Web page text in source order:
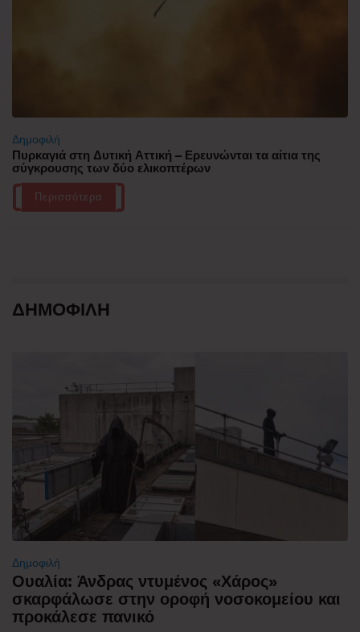
Δημοφιλή
Πυρκαγιά στη Δυτική Αττική – Ερευνώνται τα αίτια της
σύγκρουσης των δύο ελικοπτέρων
Περισσότερα
ΔΗΜΟΦΙΛΗ
Δημοφιλή
Ουαλία: Άνδρας ντυμένος «Χάρος»
σκαρφάλωσε στην οροφή νοσοκομείου και
προκάλεσε πανικό